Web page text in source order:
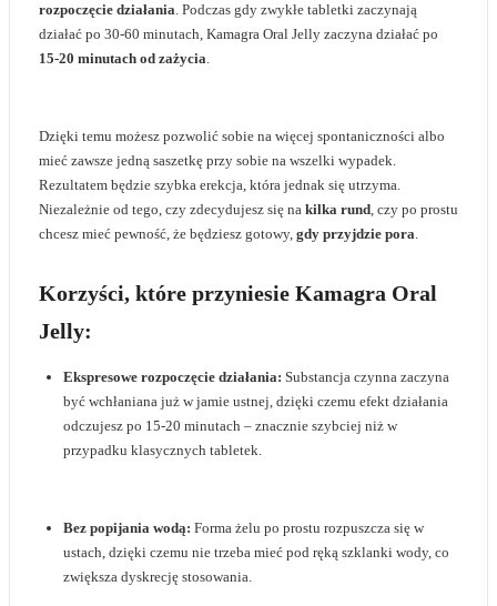
rozpoczęcie działania. Podczas gdy zwykłe tabletki zaczynają
działać po 30-60 minutach, Kamagra Oral Jelly zaczyna działać po
15-20 minutach od zażycia.
Dzięki temu możesz pozwolić sobie na więcej spontaniczności albo
mieć zawsze jedną saszetkę przy sobie na wszelki wypadek.
Rezultatem będzie szybka erekcja, która jednak się utrzyma.
Niezależnie od tego, czy zdecydujesz się na kilka rund, czy po prostu
chcesz mieć pewność, że będziesz gotowy, gdy przyjdzie pora.
Korzyści, które przyniesie Kamagra Oral
Jelly:
Ekspresowe rozpoczęcie działania: Substancja czynna zaczyna
być wchłaniana już w jamie ustnej, dzięki czemu efekt działania
odczujesz po 15-20 minutach – znacznie szybciej niż w
przypadku klasycznych tabletek.
Bez popijania wodą: Forma żelu po prostu rozpuszcza się w
ustach, dzięki czemu nie trzeba mieć pod ręką szklanki wody, co
zwiększa dyskrecję stosowania.